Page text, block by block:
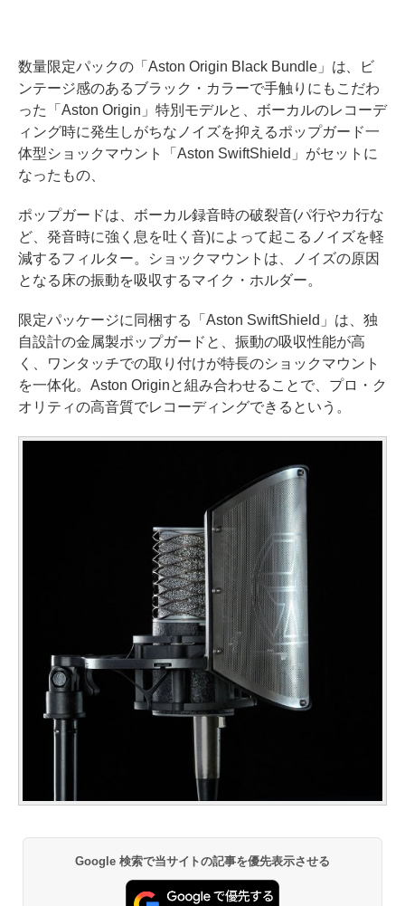
数量限定パックの「Aston Origin Black Bundle」は、ビ
ンテージ感のあるブラック・カラーで手触りにもこだわ
った「Aston Origin」特別モデルと、ボーカルのレコーデ
ィング時に発生しがちなノイズを抑えるポップガード一
体型ショックマウント「Aston SwiftShield」がセットに
なったもの、
ポップガードは、ボーカル録音時の破裂音(パ行やカ行な
ど、発音時に強く息を吐く音)によって起こるノイズを軽
減するフィルター。ショックマウントは、ノイズの原因
となる床の振動を吸収するマイク・ホルダー。
限定パッケージに同梱する「Aston SwiftShield」は、独
自設計の金属製ポップガードと、振動の吸収性能が高
く、ワンタッチでの取り付けが特長のショックマウント
を一体化。Aston Originと組み合わせることで、プロ・ク
オリティの高音質でレコーディングできるという。
Google 検索で当サイトの記事を優先表示させる